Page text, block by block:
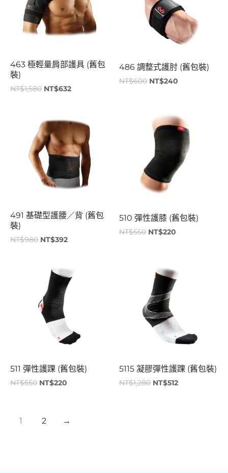
463 極輕量肩部護具 (舊包
裝)
NT$1,580 NT$632
486 調整式護肘 (舊包裝)
NT$600 NT$240
491 基礎型護腰／背 (舊包
裝)
NT$980
始
價
格：
NT$980。
NT$392
前
價
格：
NT$392。
510 彈性護膝 (舊包裝)
NT$550
始
價
格：
NT$550。
NT$220
前
價
格：
NT$220。
511 彈性護踝 (舊包裝)
NT$550
格：
NT$550。
NT$220
前
價
格：
5115 凝膠彈性護踝 (舊包裝)
NT$1,280
始
價
格：
NT$1,280。
NT$512
1 2 →